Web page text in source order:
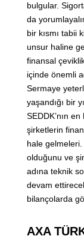
bulgular.
da
bir kısmı tabii
unsur haline
finansal
içinde önemli
Sermaye
yaşandığı bir
SEDDK’nın
şirketlerin
hale gelmeleri.
olduğunu ve
adına teknik
devam
bilançolarda
AXA